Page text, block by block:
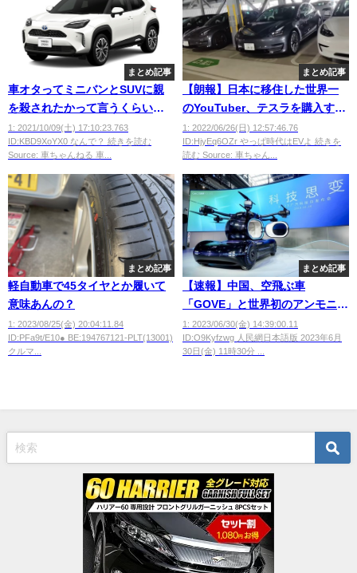
まとめ記事
車オタってミニバンとSUVに親
を殺されたかって言うくらい憎
んでるよなｗｗｗｗｗｗｗ
1: 2021/10/09(土) 17:10:23.763
ID:KBD9XoYX0 なんで？ 続きを読む
Source: 車ちゃんねる 車...
まとめ記事
【朗報】日本に移住した世界一
のYouTuber、テスラを購入する
wwwwwww
1: 2022/06/26(日) 12:57:46.76
ID:HjyEq6OZr やっぱ時代はEVよ 続きを
読む Source: 車ちゃん...
まとめ記事
軽自動車で45タイヤとか履いて
意味あんの？
1: 2023/08/25(金) 20:04:11.84
ID:PFa9t/E10● BE:194767121-PLT(13001)
クルマ...
まとめ記事
【速報】中国、空飛ぶ車
「GOVE」と世界初のアンモニア
燃料エンジンを発表
1: 2023/06/30(金) 14:39:00.11
ID:O9Kyfzwg 人民網日本語版 2023年6月
30日(金) 11時30分 ...